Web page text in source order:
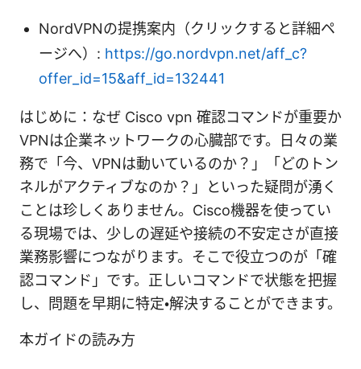
NordVPNの提携案内（クリックすると詳細ペ
ージへ）: https://go.nordvpn.net/aff_c?
offer_id=15&aff_id=132441
はじめに：なぜ Cisco vpn 確認コマンドが重要か
VPNは企業ネットワークの心臓部です。日々の業
務で「今、VPNは動いているのか？」「どのトン
ネルがアクティブなのか？」といった疑問が湧く
ことは珍しくありません。Cisco機器を使ってい
る現場では、少しの遅延や接続の不安定さが直接
業務影響につながります。そこで役立つのが「確
認コマンド」です。正しいコマンドで状態を把握
し、問題を早期に特定・解決することができます。
本ガイドの読み方